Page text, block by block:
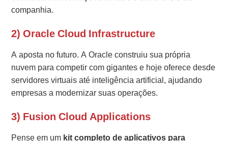
companhia.
2) Oracle Cloud Infrastructure
A aposta no futuro. A Oracle construiu sua própria
nuvem para competir com gigantes e hoje oferece desde
servidores virtuais até inteligência artificial, ajudando
empresas a modernizar suas operações.
3) Fusion Cloud Applications
Pense em um kit completo de aplicativos para